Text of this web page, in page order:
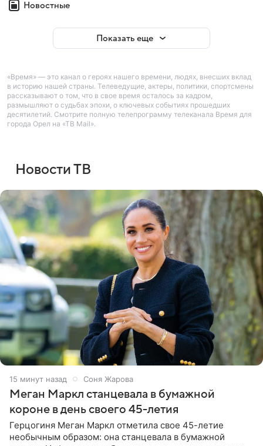
Новостные
Показать еще
«Время» — это канал о героях нашего времени, людях, внесших вклад
в историю нашей страны. Телеведущие, актеры, политики, спортсмены
рассказывают о том, что в свое время осталось за кадром,
размышляют о судьбах эпохи, о ключевых событиях прошедших
десятилетий. Смотрите полную телепрограмму телеканала Время для
города Орел на «ТВ Mail».
Новости ТВ
16 минут назад Соня Жарова
Меган Маркл станцевала в бумажной
короне в день своего 45-летия
Герцогиня Меган Маркл отметила свое 45-летие
необычным образом: она станцевала в бумажной